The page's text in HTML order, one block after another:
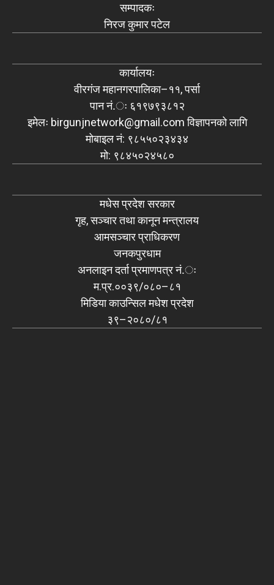
सम्पादकः
निरज कुमार पटेल
कार्यालयः
वीरगंज महानगरपालिका–११, पर्सा
पान नं.ः ६१९७९३८१२
इमेलः birgunjnetwork@gmail.comविज्ञापनको लागि
मोबाइल नं: ९८५५०२३४३४
मो: ९८४५०२४५८०
मधेस प्रदेश सरकार
गृह, सञ्चार तथा कानून मन्त्रालय
आमसञ्चार प्राधिकरण
जनकपुरधाम
अनलाइन दर्ता प्रमाणपत्र नं.ः
म.प्र.००३९/०८०–८१
मिडिया काउन्सिल मधेश प्रदेश
३९–२०८०/८१